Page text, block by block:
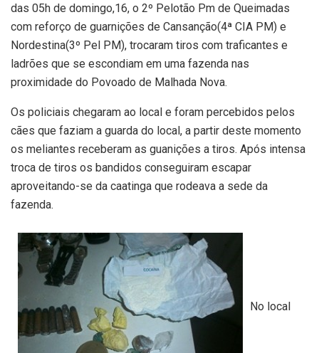
das 05h de domingo,16, o 2º Pelotão Pm de Queimadas
com reforço de guarnições de Cansanção(4ª CIA PM) e
Nordestina(3º Pel PM), trocaram tiros com traficantes e
ladrões que se escondiam em uma fazenda nas
proximidade do Povoado de Malhada Nova.
Os policiais chegaram ao local e foram percebidos pelos
cães que faziam a guarda do local, a partir deste momento
os meliantes receberam as guanições a tiros. Após intensa
troca de tiros os bandidos conseguiram escapar
aproveitando-se da caatinga que rodeava a sede da
fazenda.
No local